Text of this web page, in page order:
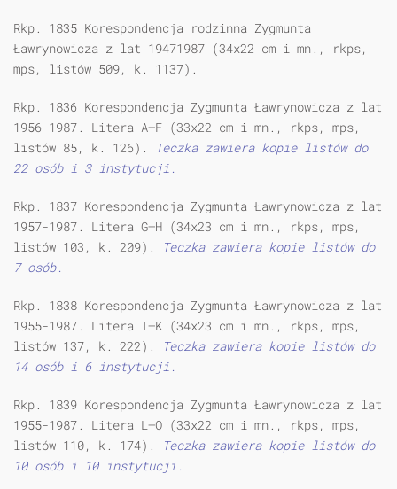
Rkp. 1835 Korespondencja rodzinna Zygmunta
Ławrynowicza z lat 19471987 (34x22 cm i mn., rkps,
mps, listów 509, k. 1137).
Rkp. 1836 Korespondencja Zygmunta Ławrynowicza z lat
1956-1987. Litera A—F (33x22 cm i mn., rkps, mps,
listów 85, k. 126).
Teczka zawiera kopie listów do
22 osób i 3 instytucji.
Rkp. 1837 Korespondencja Zygmunta Ławrynowicza z lat
1957-1987. Litera G—H (34x23 cm i mn., rkps, mps,
listów 103, k. 209).
Teczka zawiera kopie listów do
7 osób.
Rkp. 1838 Korespondencja Zygmunta Ławrynowicza z lat
1955-1987. Litera I—K (34x23 cm i mn., rkps, mps,
listów 137, k. 222).
Teczka zawiera kopie listów do
14 osób i 6 instytucji.
Rkp. 1839 Korespondencja Zygmunta Ławrynowicza z lat
1955-1987. Litera L—O (33x22 cm i mn., rkps, mps,
listów 110, k. 174).
Teczka zawiera kopie listów do
10 osób i 10 instytucji.